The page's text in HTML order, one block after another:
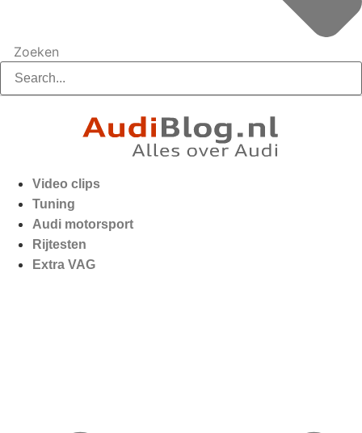
Zoeken
Video clips
Tuning
Audi motorsport
Rijtesten
Extra VAG